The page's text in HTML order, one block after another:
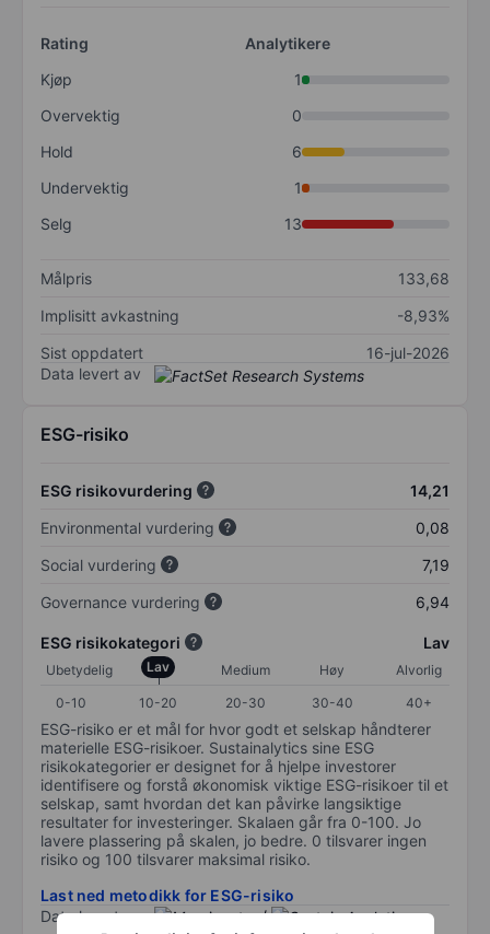
Rating
Analytikere
Kjøp
1
Overvektig
0
Hold
6
Undervektig
1
Selg
13
Målpris
133,68
Implisitt avkastning
-8,93%
Sist oppdatert
16-jul-2026
Data levert av
ESG-risiko
ESG risikovurdering
14,21
Environmental vurdering
0,08
Social vurdering
7,19
Governance vurdering
6,94
ESG risikokategori Lav
Ubetydelig Lav Medium Høy
Alvorlig
0-10
10-20 20-30 30-40 40+
ESG-risiko er et mål for hvor godt et selskap håndterer
materielle ESG-risikoer. Sustainalytics sine ESG
risikokategorier er designet for å hjelpe investorer
identifisere og forstå økonomisk viktige ESG-risikoer til et
selskap, samt hvordan det kan påvirke langsiktige
resultater for investeringer. Skalaen går fra 0-100. Jo
lavere plassering på skalen, jo bedre. 0 tilsvarer ingen
risiko og 100 tilsvarer maksimal risiko.
Last ned metodikk for ESG-risiko
Data levert av
/